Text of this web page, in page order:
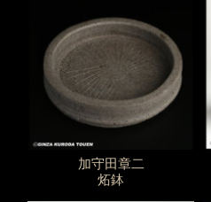
加守田章二
炻鉢